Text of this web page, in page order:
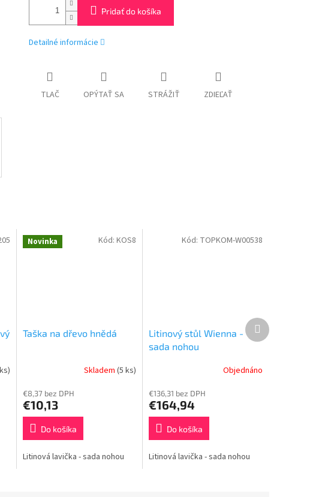
Pridať do košíka
Detailné informácie
TLAČ OPÝTAŤ SA STRÁŽIŤ ZDIEĽAŤ
Novinka
Taška na dřevo hnědá
Skladem(5 ks)
€8,37 bez DPH
€10,13
Do košíka
Litinová lavička - sada nohou
Kód:KOS8
Litinový stůl Wienna -
sada nohou
Objednáno
€136,31 bez DPH
€164,94
Do košíka
Litinová lavička - sada nohou
Kód: TOPKOM-W00538
Ďalší
produkt